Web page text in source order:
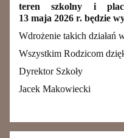
teren szkolny i
13 maja 2026 r. będzie
Wdrożenie takich działań
Wszystkim Rodzicom
Dyrektor Szkoły
Jacek Makowiecki